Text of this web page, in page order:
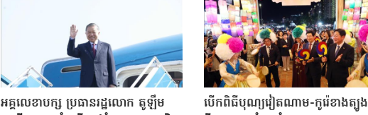
អគ្គលេខាបក្ស ប្រធានរដ្ឋលោក តូឡឹម
បើកពិធីបុណ្យវៀតណាម-កូរ៉េខាងត្បូង